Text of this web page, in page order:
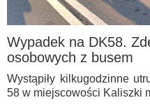
Wypadek na DK58.
osobowych z busem
Wystąpiły kilkugodzinne
58 w miejscowości Kaliszki